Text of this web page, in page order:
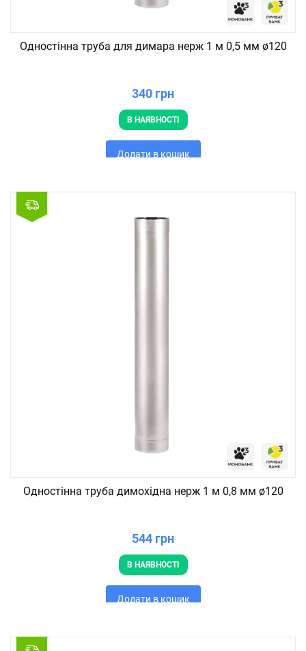
Одностінна труба для димара нерж 1 м 0,5 мм ø120
340 грн
В НАЯВНОСТІ
Додати в кошик
Одностінна труба димохідна нерж 1 м 0,8 мм ø120
544 грн
В НАЯВНОСТІ
Додати в кошик